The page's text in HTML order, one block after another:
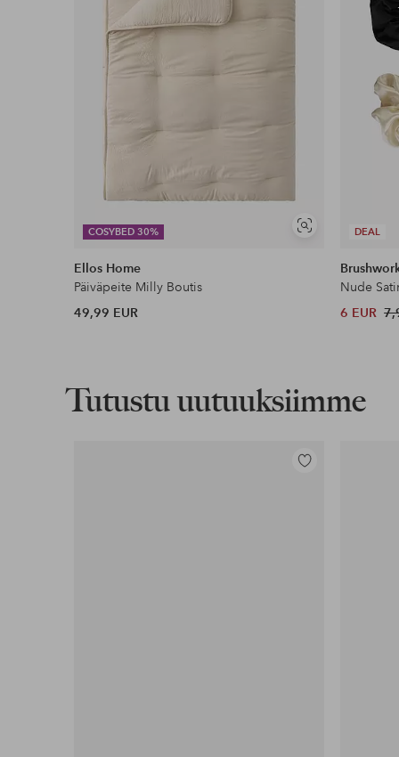
COSYBED 30%
Näytä
Ellos Home
Päiväpeite Milly Boutis
49,99 EUR
DEAL
Nude
6 EUR
Tutustu uutuuksiimme
Lisää